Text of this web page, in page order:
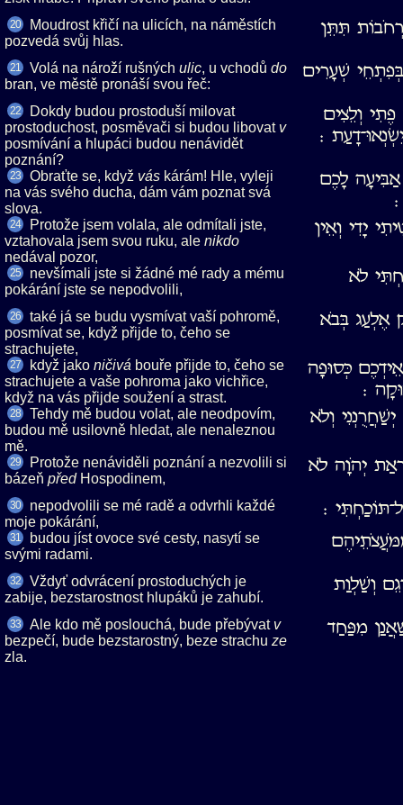
20
Moudrost křičí na ulicích, na náměstích
pozvedá svůj hlas.
תִּתֵּן
21 Volá na nároží rušných
, u vchodů
bran, ve městě pronáší svou řeč:
שְׁעָרִים
22
Dokdy budou prostoduší milovat
prostoduchost, posměvači si budou libovat
posmívání a hlupáci budou nenávidět
poznání?
וְלֵצִים
׃
23 Obraťte se, když
kárám! Hle, vyleji
na vás svého ducha, dám vám poznat svá
slova.
לָכֶם
24
Protože jsem volala, ale odmítali jste,
vztahovala jsem svou ruku, ale
nedával pozor,
יָדִי וְאֵין
25
nevšímali jste si žádné mé rady a mému
pokárání jste se nepodvolili,
לֹא
26
také já se budu vysmívat vaší pohromě,
posmívat se, když přijde to, čeho se
strachujete,
אֶלְעַג בְּבֹא
27 když jako
bouře přijde to, čeho se
strachujete a vaše pohroma jako vichřice,
když na vás přijde soužení a strast.
כְּסוּפָה
׃
28
Tehdy mě budou volat, ale neodpovím,
budou mě usilovně hledat, ale nenaleznou
mě.
וְלֹא
29
Protože nenáviděli poznání a nezvolili si
bázeň
Hospodinem,
יְהֹוָה לֹא
30 nepodvolili se mé radě
odvrhli každé
moje pokárání,
׃
31
budou jíst ovoce své cesty, nasytí se
svými radami.
32
Vždyť odvrácení prostoduchých je
zabije, bezstarostnost hlupáků je zahubí.
וְשַׁלְוַת
33
Ale kdo mě poslouchá, bude přebývat
bezpečí, bude bezstarostný, beze strachu
zla.
מִפַּחַד